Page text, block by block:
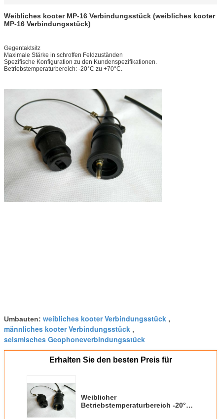
Weibliches kooter MP-16 Verbindungsstück (weibliches kooter
MP-16 Verbindungsstück)
Gegentaktsitz
Maximale Stärke in schroffen Feldzuständen
Spezifische Konfiguration zu den Kundenspezifikationen.
Betriebstemperaturbereich: -20°C zu +70°C.
Umbauten: weibliches kooter Verbindungsstück ,
männliches kooter Verbindungsstück ,
seismisches Geophoneverbindungsstück
Erhalten Sie den besten Preis für
Weiblicher
Betriebstemperaturbereich -20°C-